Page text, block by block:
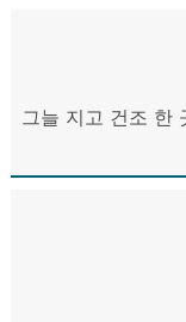
그늘 지고 건조 한